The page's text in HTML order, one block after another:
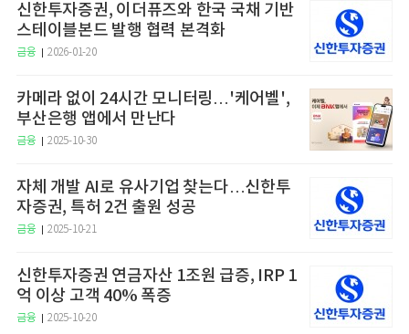
신한투자증권, 이더퓨즈와 한국 국채 기반
스테이블본드 발행 협력 본격화
금융 2026-01-20
카메라 없이 24시간 모니터링…'케어벨',
부산은행 앱에서 만난다
금융 2025-10-30
자체 개발 AI로 유사기업 찾는다…신한투
자증권, 특허 2건 출원 성공
금융 2025-10-21
신한투자증권 연금자산 1조원 급증, IRP 1
억 이상 고객 40% 폭증
금융 2025-10-20